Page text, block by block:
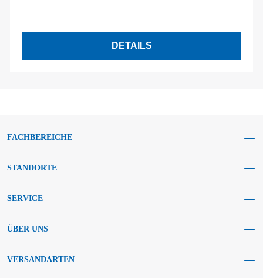
DETAILS
FACHBEREICHE
STANDORTE
SERVICE
ÜBER UNS
VERSANDARTEN